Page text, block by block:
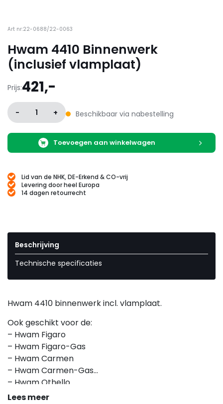
Art nr:22-0688/22-0063
Hwam 4410 Binnenwerk
(inclusief vlamplaat)
Prijs:421,-
- 1 + Beschikbaar via nabestelling
Toevoegen aan winkelwagen
Lid van de NHK, DE-Erkend & CO-vrij
Levering door heel Europa
14 dagen retourrecht
Beschrijving
Technische specificaties
Hwam 4410 binnenwerk incl. vlamplaat.
Ook geschikt voor de:
– Hwam Figaro
– Hwam Figaro-Gas
– Hwam Carmen
– Hwam Carmen-Gas
– Hwam Othello
– Hwam I20/80
Lees meer